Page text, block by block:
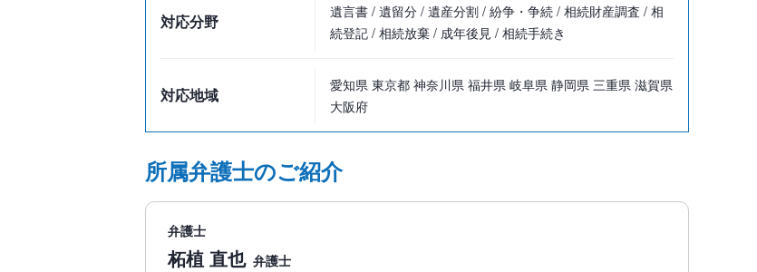
対応分野
遺言書 / 遺留分 / 遺産分割 / 紛争・争続 / 相続財産調査 / 相
続登記 / 相続放棄 / 成年後見 / 相続手続き
対応地域
愛知県 東京都 神奈川県 福井県 岐阜県 静岡県 三重県 滋賀県
大阪府
所属弁護士のご紹介
弁護士
柘植 直也 弁護士